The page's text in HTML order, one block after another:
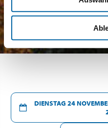
DIENSTAG 24